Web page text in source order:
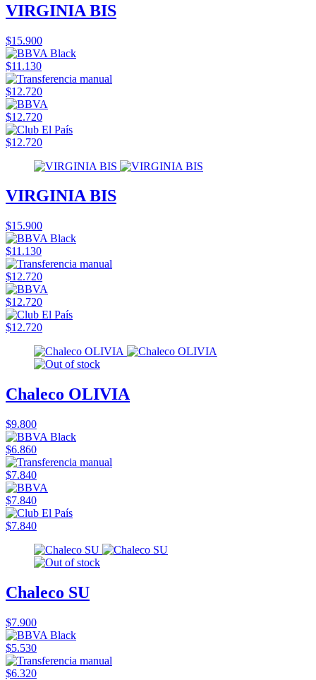
VIRGINIA BIS
$15.900
$11.130
$12.720
$12.720
$12.720
VIRGINIA BIS
$15.900
$11.130
$12.720
$12.720
$12.720
Chaleco OLIVIA
$9.800
$6.860
$7.840
$7.840
$7.840
Chaleco SU
$7.900
$5.530
$6.320